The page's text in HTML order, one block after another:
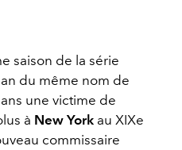
saison de la série
du même nom de
une victime de
à New York au XIXe
commissaire